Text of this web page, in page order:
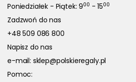
Poniedziałek - Piątek: 900 - 1500
Zadzwoń do nas
+48 509 086 800
Napisz do nas
e-mail: sklep@polskieregaly.pl
Pomoc: